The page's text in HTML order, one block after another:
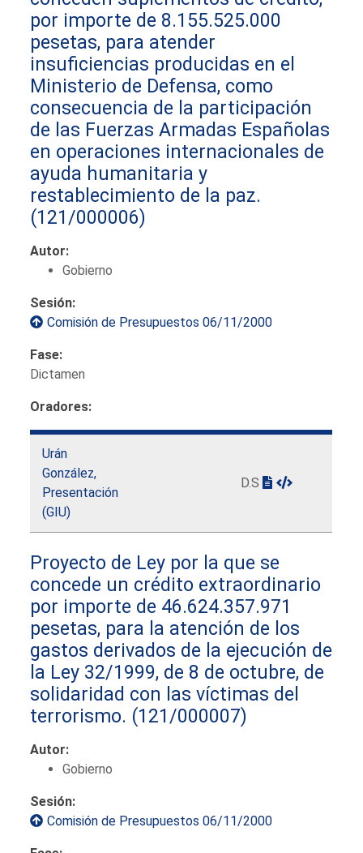
por importe de 8.155.525.000
pesetas, para atender
insuficiencias producidas en el
Ministerio de Defensa, como
consecuencia de la participación
de las Fuerzas Armadas Españolas
en operaciones internacionales de
ayuda humanitaria y
restablecimiento de la paz.
(121/000006)
Autor:
Gobierno
Sesión:
Comisión de Presupuestos 06/11/2000
Fase:
Dictamen
Oradores:
Urán
González,
Presentación
(GIU)
D.S
Proyecto de Ley por la que se
concede un crédito extraordinario
por importe de 46.624.357.971
pesetas, para la atención de los
gastos derivados de la ejecución de
la Ley 32/1999, de 8 de octubre, de
solidaridad con las víctimas del
terrorismo. (121/000007)
Autor:
Gobierno
Sesión:
Comisión de Presupuestos 06/11/2000